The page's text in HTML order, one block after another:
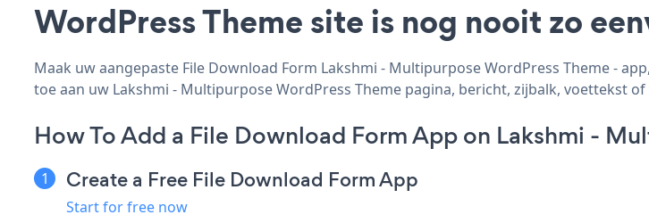
WordPress Theme site is nog nooit zo
Maak uw aangepaste File Download Form Lakshmi - Multipurpose WordPress Theme -
toe aan uw Lakshmi - Multipurpose WordPress Theme pagina, bericht, zijbalk, voettekst
How To Add a File Download Form App on Lakshmi -
Create a Free File Download Form App
Start for free now